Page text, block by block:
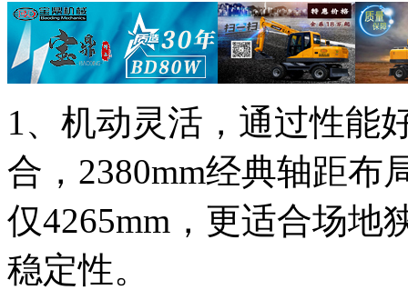
1、机动灵活，通过性能
合，2380mm经典轴距布
仅4265mm，更适合场地
稳定性。